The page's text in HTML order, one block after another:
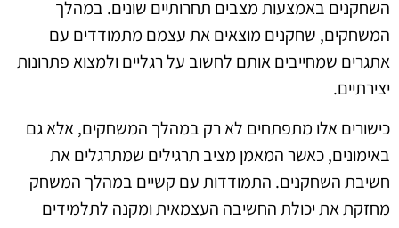
השחקנים באמצעות מצבים תחרותיים שונים. במהלך
המשחקים, שחקנים מוצאים את עצמם מתמודדים עם
אתגרים שמחייבים אותם לחשוב על רגליים ולמצוא פתרונות
יצירתיים.
כישורים אלו מתפתחים לא רק במהלך המשחקים, אלא גם
באימונים, כאשר המאמן מציב תרגילים שמתרגלים את
חשיבת השחקנים. התמודדות עם קשיים במהלך המשחק
מחזקת את יכולת החשיבה העצמאית ומקנה לתלמידים